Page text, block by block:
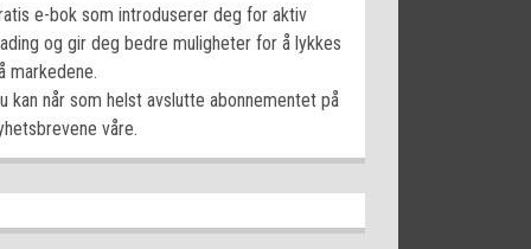
e-bok som introduserer deg for aktiv
og gir deg bedre muligheter for å lykkes
markedene.
kan når som helst avslutte abonnementet på
våre.